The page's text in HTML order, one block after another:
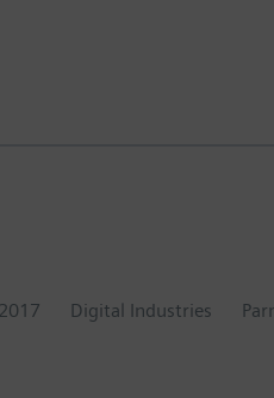
Digital Industries